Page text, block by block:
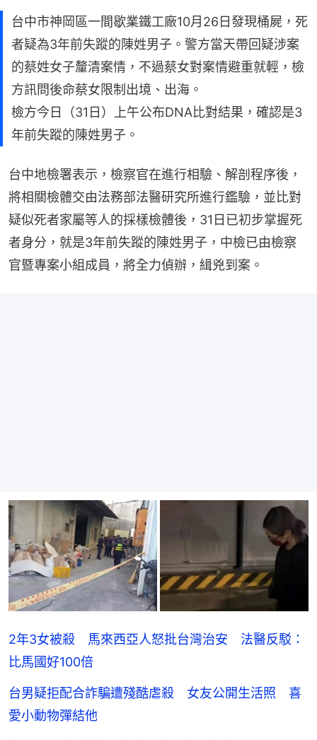
台中市神岡區一間歇業鐵工廠10月26日發現桶屍，死
者疑為3年前失蹤的陳姓男子。警方當天帶回疑涉案
的蔡姓女子釐清案情，不過蔡女對案情避重就輕，檢
方訊問後命蔡女限制出境、出海。
檢方今日（31日）上午公布DNA比對結果，確認是3
年前失蹤的陳姓男子。
台中地檢署表示，檢察官在進行相驗、解剖程序後，
將相關檢體交由法務部法醫研究所進行鑑驗，並比對
疑似死者家屬等人的採樣檢體後，31日已初步掌握死
者身分，就是3年前失蹤的陳姓男子，中檢已由檢察
官暨專案小組成員，將全力偵辦，緝兇到案。
2年3女被殺 馬來西亞人怒批台灣治安 法醫反駁：
比馬國好100倍
台男疑拒配合詐騙遭殘酷虐殺 女友公開生活照 喜
愛小動物彈結他